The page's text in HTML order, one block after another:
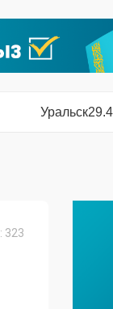
Уральск
323